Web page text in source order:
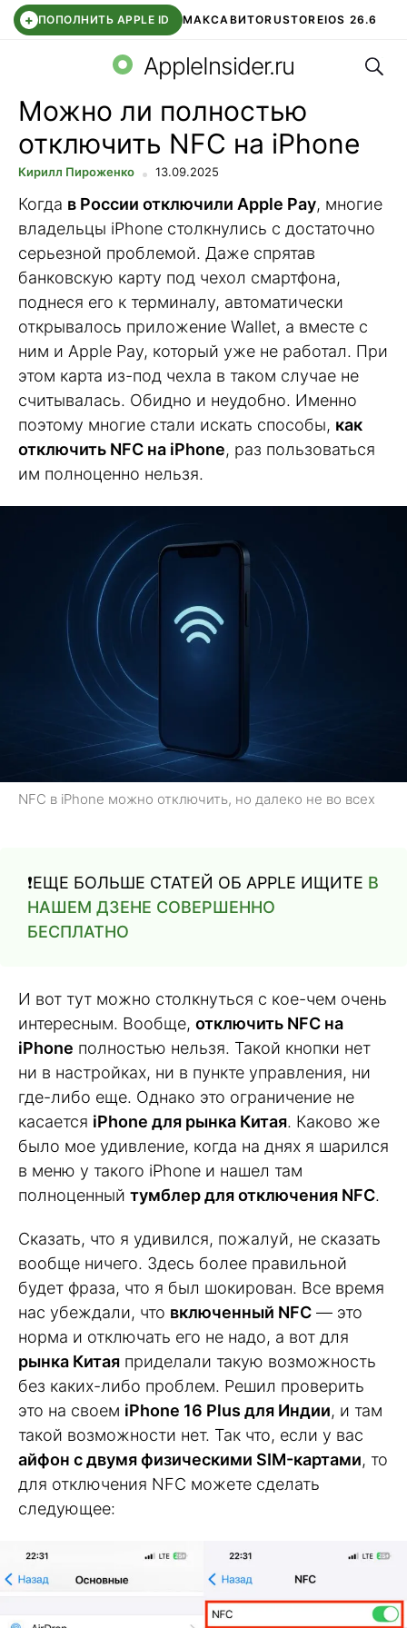
+ ПОПОЛНИТЬ APPLE ID МАКСАВИТОRUSTOREIOS 26.6
СБЕР КИДС ВТБ ОНЛАЙН ЧАТ В ROBLOX
AppleInsider.ru
Можно ли полностью
отключить NFC на iPhone
Кирилл Пироженко 13.09.2025
Когда в России отключили Apple Pay, многие
владельцы iPhone столкнулись с достаточно
серьезной проблемой. Даже спрятав
банковскую карту под чехол смартфона,
поднеся его к терминалу, автоматически
открывалось приложение Wallet, а вместе с
ним и Apple Pay, который уже не работал. При
этом карта из-под чехла в таком случае не
считывалась. Обидно и неудобно. Именно
поэтому многие стали искать способы, как
отключить NFC на iPhone, раз пользоваться
им полноценно нельзя.
NFC в iPhone можно отключить, но далеко не во всех
❗️ЕЩЕ БОЛЬШЕ СТАТЕЙ ОБ APPLE ИЩИТЕ В
НАШЕМ ДЗЕНЕ СОВЕРШЕННО
БЕСПЛАТНО
И вот тут можно столкнуться с кое-чем очень
интересным. Вообще, отключить NFC на
iPhone полностью нельзя. Такой кнопки нет
ни в настройках, ни в пункте управления, ни
где-либо еще. Однако это ограничение не
касается iPhone для рынка Китая. Каково же
было мое удивление, когда на днях я шарился
в меню у такого iPhone и нашел там
полноценный тумблер для отключения NFC.
Сказать, что я удивился, пожалуй, не сказать
вообще ничего. Здесь более правильной
будет фраза, что я был шокирован. Все время
нас убеждали, что включенный NFC — это
норма и отключать его не надо, а вот для
рынка Китая приделали такую возможность
без каких-либо проблем. Решил проверить
это на своем iPhone 16 Plus для Индии, и там
такой возможности нет. Так что, если у вас
айфон с двумя физическими SIM-картами, то
для отключения NFC можете сделать
следующее: